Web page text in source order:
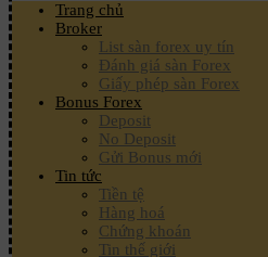
Trang chủ
Broker
List sàn forex uy tín
Đánh giá sàn Forex
Giấy phép sàn Forex
Bonus Forex
Deposit
No Deposit
Gửi Bonus mới
Tin tức
Tiền tệ
Hàng hoá
Chứng khoán
Tin thế giới